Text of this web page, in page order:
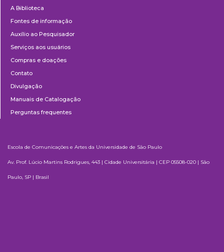
A Biblioteca
Fontes de informação
Auxílio ao Pesquisador
Serviços aos usuários
Compras e doações
Contato
Divulgação
Manuais de Catalogação
Perguntas frequentes
Escola de Comunicações e Artes da Universidade de São Paulo
Av. Prof. Lúcio Martins Rodrigues, 443 | Cidade Universitária | CEP 05508-020 | São
Paulo, SP | Brasil